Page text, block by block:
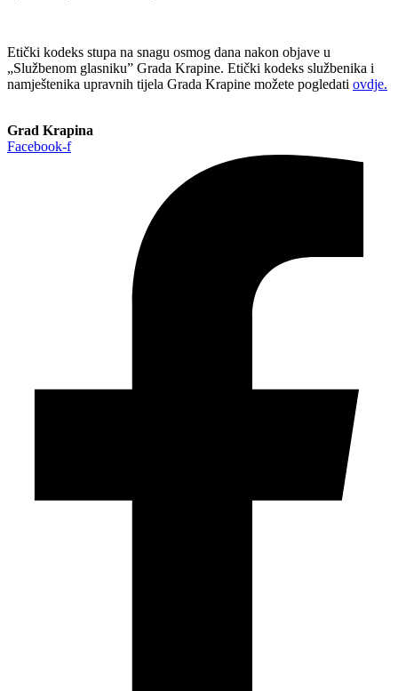
Etički kodeks stupa na snagu osmog dana nakon objave u
„Službenom glasniku” Grada Krapine. Etički kodeks službenika i
namještenika upravnih tijela Grada Krapine možete pogledati ovdje.
Grad Krapina
Facebook-f